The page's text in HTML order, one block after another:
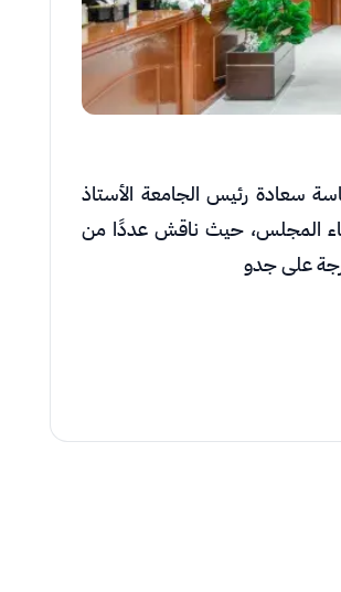
سعادة رئيس الجامعة الأستاذ
المجلس، حيث ناقش عددًا من
على جدو